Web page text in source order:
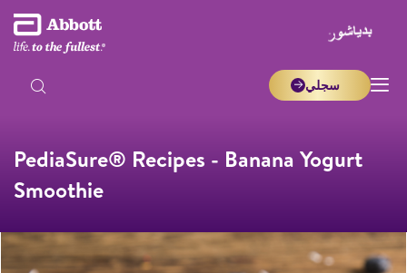
سجلي
PediaSure® Recipes - Banana Yogurt
Smoothie